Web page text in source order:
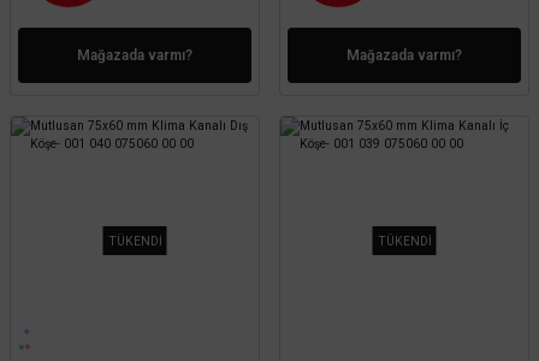
Mağazada varmı? Mağazada varmı?
TÜKENDİ TÜKENDİ